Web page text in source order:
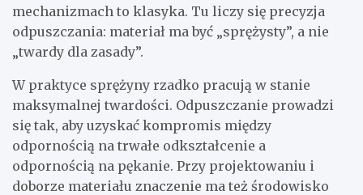
mechanizmach to klasyka. Tu liczy się precyzja
odpuszczania: materiał ma być „sprężysty”, a nie
„twardy dla zasady”.
W praktyce sprężyny rzadko pracują w stanie
maksymalnej twardości. Odpuszczanie prowadzi
się tak, aby uzyskać kompromis między
odpornością na trwałe odkształcenie a
odpornością na pękanie. Przy projektowaniu i
doborze materiału znaczenie ma też środowisko